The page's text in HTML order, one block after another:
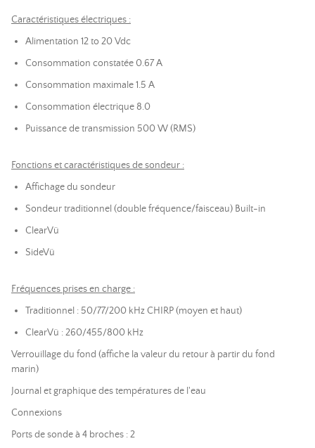
Caractéristiques électriques :
Alimentation 12 to 20 Vdc
Consommation constatée 0.67 A
Consommation maximale1.5 A
Consommation électrique 8.0
Puissance de transmission 500 W (RMS)
Fonctions et caractéristiques de sondeur :
Affichage du sondeur
Sondeur traditionnel (double fréquence/faisceau) Built-in
ClearVü
SideVü
Fréquences prises en charge :
Traditionnel : 50/77/200 kHz CHIRP (moyen et haut)
ClearVü : 260/455/800 kHz
Verrouillage du fond (affiche la valeur du retour à partir du fond
marin)
Journal et graphique des températures de l'eau
Connexions
Ports de sonde à 4 broches : 2